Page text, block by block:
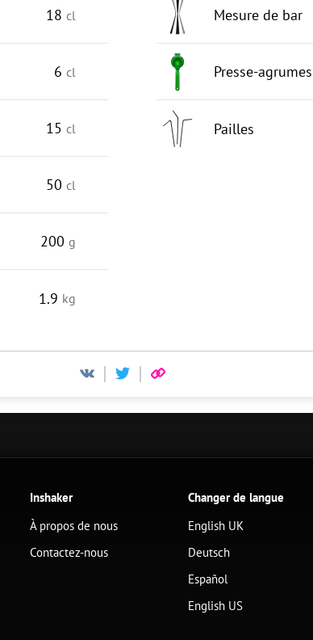
18 cl
6 cl
15 cl
50 cl
200 g
1.9 kg
Mesure de bar
Presse-agrumes
Pailles
Inshaker
À propos de nous
Contactez-nous
Changer de langue
English UK
Deutsch
Español
English US